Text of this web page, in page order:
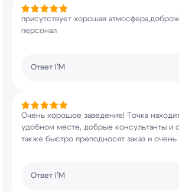
присутствует хорошая
персонал
Ответ I’M
Очень хорошое заведение! Точка
удобном месте, добрые консультанты и
также быстро преподносят заказ и очень
Ответ I’M